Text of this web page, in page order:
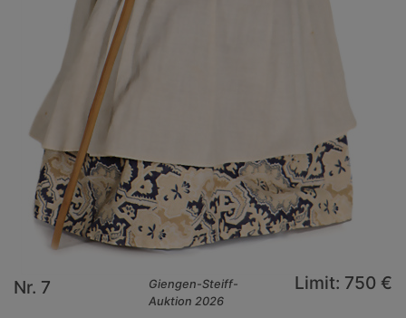
Nr. 7
Giengen-Steiff-
Auktion 2026
Limit: 750 €